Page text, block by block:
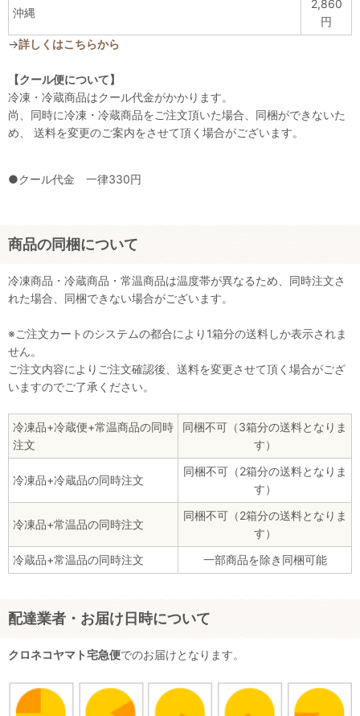
沖縄
2,860
円
→詳しくはこちらから
【クール便について】
冷凍・冷蔵商品はクール代金がかかります。
尚、同時に冷凍・冷蔵商品をご注文頂いた場合、同梱ができないた
め、 送料を変更のご案内をさせて頂く場合がございます。
●クール代金 一律330円
商品の同梱について
冷凍商品・冷蔵商品・常温商品は温度帯が異なるため、同時注文さ
れた場合、同梱できない場合がございます。
※ご注文カートのシステムの都合により1箱分の送料しか表示されま
せん。
ご注文内容によりご注文確認後、送料を変更させて頂く場合がござ
いますのでご了承ください。
冷凍品+冷蔵便+常温商品の同時
注文
同梱不可（3箱分の送料となりま
す）
冷凍品+冷蔵品の同時注文
同梱不可（2箱分の送料となりま
す）
冷凍品+常温品の同時注文
同梱不可（2箱分の送料となりま
す）
冷蔵品+常温品の同時注文
一部商品を除き同梱可能
配達業者・お届け日時について
クロネコヤマト宅急便でのお届けとなります。